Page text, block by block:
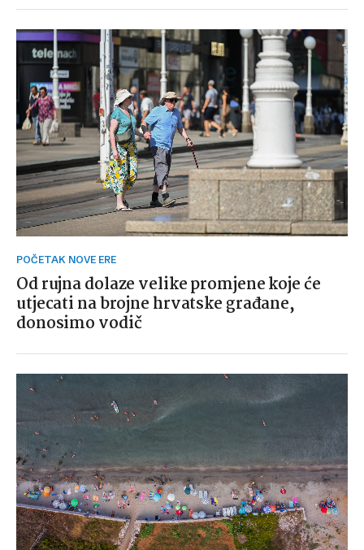
POČETAK NOVE ERE
Od rujna dolaze velike promjene koje će
utjecati na brojne hrvatske građane,
donosimo vodič